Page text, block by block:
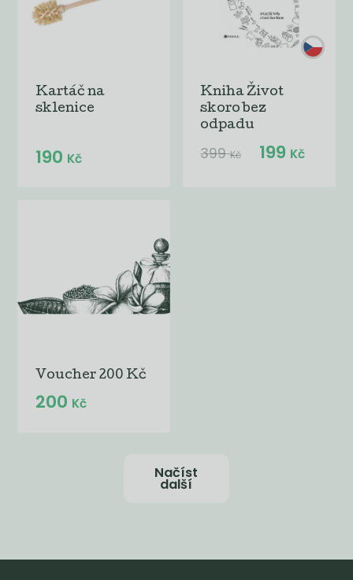
Kartáč na
sklenice
190 Kč
Kniha Život
skoro bez
odpadu
399Kč 199 Kč
Voucher 200 Kč
200 Kč
Načíst
další